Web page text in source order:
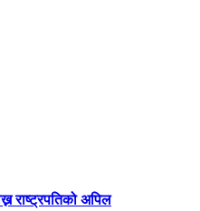
राष्ट्रपतिको अपिल